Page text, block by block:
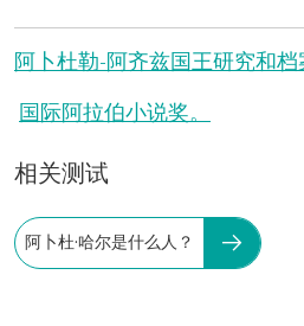
阿卜杜勒-阿齐兹国王研究和档
国际阿拉伯小说奖。
相关测试
阿卜杜·哈尔是什么人？